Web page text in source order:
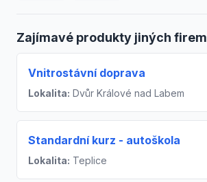
Zajímavé produkty jiných firem
Vnitrostávní doprava
Lokalita: Dvůr Králové nad Labem
Standardní kurz - autoškola
Lokalita: Teplice